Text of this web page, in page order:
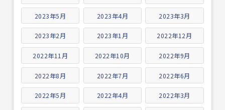
2023年5月 2023年4月 2023年3月
2023年2月 2023年1月 2022年12月
2022年11月 2022年10月 2022年9月
2022年8月 2022年7月 2022年6月
2022年5月 2022年4月 2022年3月